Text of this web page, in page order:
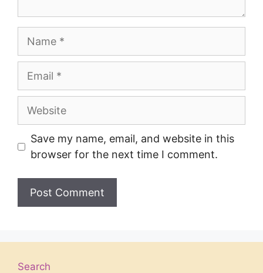
Website
Save my name, email, and website in this
browser for the next time I comment.
Search